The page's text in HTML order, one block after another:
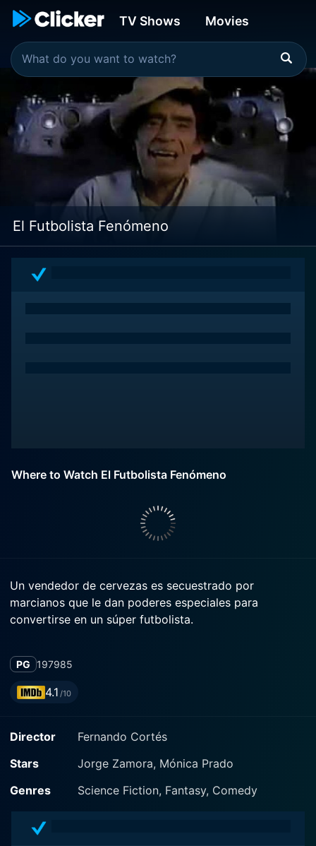
TV Shows Movies
El Futbolista Fenómeno
Where to Watch El Futbolista Fenómeno
Un vendedor de cervezas es secuestrado por
marcianos que le dan poderes especiales para
convertirse en un súper futbolista.
PG 197985
4.1 /10
Director
Fernando Cortés
Stars
Jorge Zamora, Mónica Prado
Genres
Science Fiction, Fantasy, Comedy